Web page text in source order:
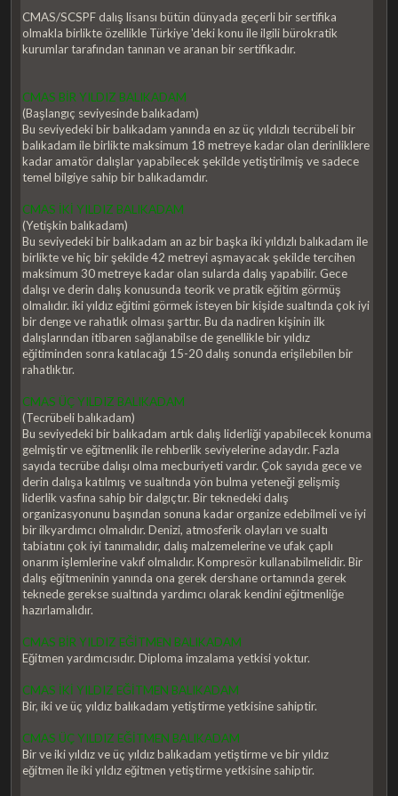
CMAS/SCSPF dalış lisansı bütün dünyada geçerli bir sertifika
olmakla birlikte özellikle Türkiye 'deki konu ile ilgili bürokratik
kurumlar tarafından tanınan ve aranan bir sertifikadır.
CMAS BİR YILDIZ BALIKADAM
(Başlangıç seviyesinde balıkadam)
Bu seviyedeki bir balıkadam yanında en az üç yıldızlı tecrübeli bir
balıkadam ile birlikte maksimum 18 metreye kadar olan derinliklere
kadar amatör dalışlar yapabilecek şekilde yetiştirilmiş ve sadece
temel bilgiye sahip bir balıkadamdır.
CMAS İKİ YILDIZ BALIKADAM
(Yetişkin balıkadam)
Bu seviyedeki bir balıkadam an az bir başka iki yıldızlı balıkadam ile
birlikte ve hiç bir şekilde 42 metreyi aşmayacak şekilde tercihen
maksimum 30 metreye kadar olan sularda dalış yapabilir. Gece
dalışı ve derin dalış konusunda teorik ve pratik eğitim görmüş
olmalıdır. iki yıldız eğitimi görmek isteyen bir kişide sualtında çok iyi
bir denge ve rahatlık olması şarttır. Bu da nadiren kişinin ilk
dalışlarından itibaren sağlanabilse de genellikle bir yıldız
eğitiminden sonra katılacağı 15-20 dalış sonunda erişilebilen bir
rahatlıktır.
CMAS ÜÇ YILDIZ BALIKADAM
(Tecrübeli balıkadam)
Bu seviyedeki bir balıkadam artık dalış liderliği yapabilecek konuma
gelmiştir ve eğitmenlik ile rehberlik seviyelerine adaydır. Fazla
sayıda tecrübe dalışı olma mecburiyeti vardır. Çok sayıda gece ve
derin dalışa katılmış ve sualtında yön bulma yeteneği gelişmiş
liderlik vasfına sahip bir dalgıçtır. Bir teknedeki dalış
organizasyonunu başından sonuna kadar organize edebilmeli ve iyi
bir ilkyardımcı olmalıdır. Denizi, atmosferik olayları ve sualtı
tabiatını çok iyi tanımalıdır, dalış malzemelerine ve ufak çaplı
onarım işlemlerine vakıf olmalıdır. Kompresör kullanabilmelidir. Bir
dalış eğitmeninin yanında ona gerek dershane ortamında gerek
teknede gerekse sualtında yardımcı olarak kendini eğitmenliğe
hazırlamalıdır.
CMAS BİR YILDIZ EĞİTMEN BALIKADAM
Eğitmen yardımcısıdır. Diploma imzalama yetkisi yoktur.
CMAS İKİ YILDIZ EĞİTMEN BALIKADAM
Bir, iki ve üç yıldız balıkadam yetiştirme yetkisine sahiptir.
CMAS ÜÇ YILDIZ EĞİTMEN BALIKADAM
Bir ve iki yıldız ve üç yıldız balıkadam yetiştirme ve bir yıldız
eğitmen ile iki yıldız eğitmen yetiştirme yetkisine sahiptir.